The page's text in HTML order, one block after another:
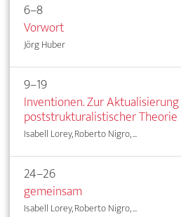
6–8
Vorwort
Jörg Huber
9–19
Inventionen. Zur Aktualisierung
poststrukturalistischer Theorie
Isabell Lorey, Roberto Nigro, ...
24–26
gemeinsam
Isabell Lorey, Roberto Nigro, ...